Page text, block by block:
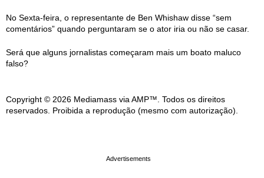
No Sexta-feira, o representante de Ben Whishaw disse “sem
comentários” quando perguntaram se o ator iria ou não se casar.
Será que alguns jornalistas começaram mais um boato maluco
falso?
Copyright © 2026 Mediamass via AMP™. Todos os direitos
reservados. Proibida a reprodução (mesmo com autorização).